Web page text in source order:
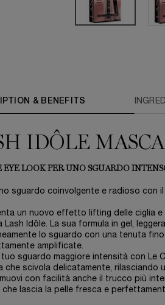
& BENEFITS
IDÔLE
EYE LOOK PER UNO SGUARDO
sguardo coinvolgente e radioso con
un nuovo effetto lifting delle ciglia e
Lash Idôle. La sua formula in gel,
lo sguardo con una tenuta
amplificate.
tuo sguardo maggiore intensità con Le
che scivola delicatamente, rilasciando
con facilità anche il trucco più
che lascia la pelle fresca e